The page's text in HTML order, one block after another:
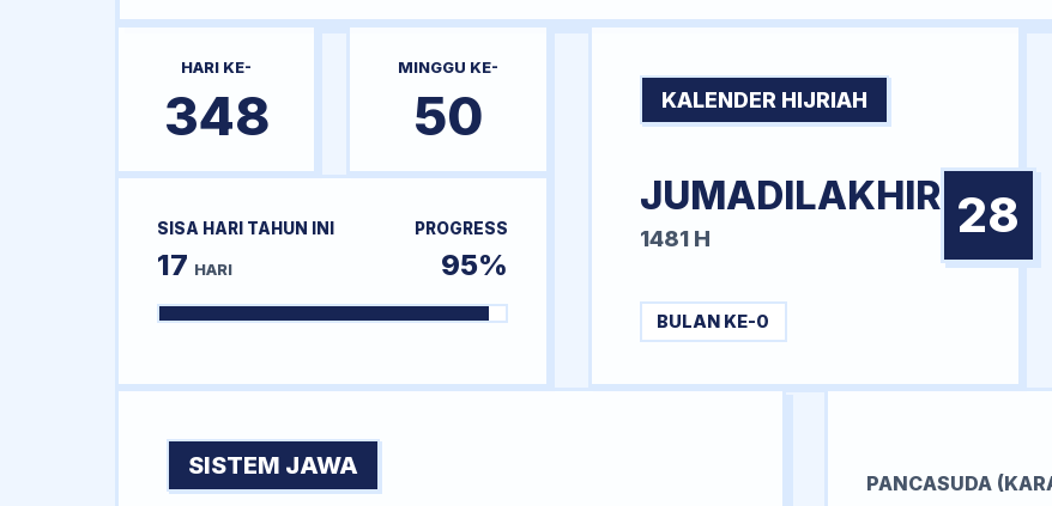
HARI KE-
348
MINGGU KE-
50
SISA HARI TAHUN INI
17 HARI
PROGRESS
95%
KALENDER HIJRIAH
JUMADILAKHIR
1481 H 28
BULAN KE-0
SISTEM JAWA
PANCASUDA